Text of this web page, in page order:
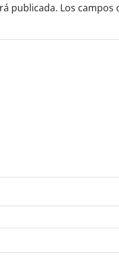
publicada. Los campos